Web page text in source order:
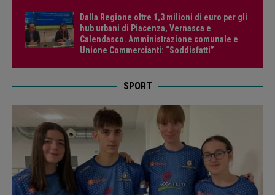
Dalla Regione oltre 1,3 milioni di euro per gli
hub urbani di Piacenza, Vernasca e
Calendasco. Amministrazione comunale e
Unione Commercianti: “Soddisfatti”
SPORT